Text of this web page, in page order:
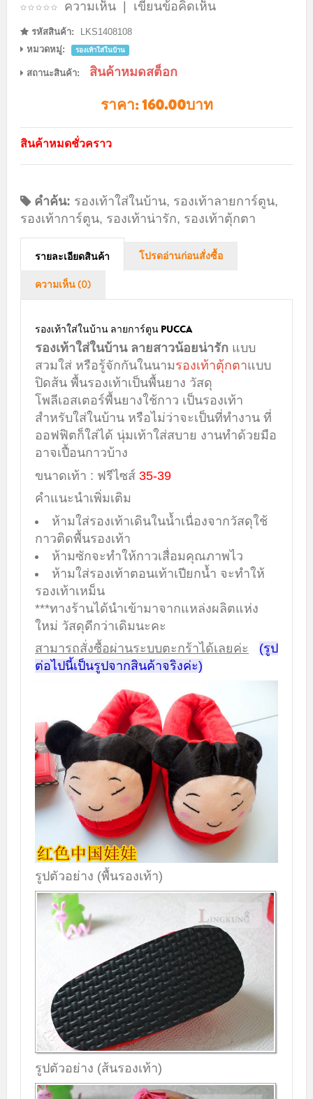
ความเห็น | เขียนข้อคิดเห็น
รหัสสินค้า:
LKS1408108
หมวดหมู่:
รองเท้าใส่ในบ้าน
สถานะสินค้า: สินค้าหมดสต็อก
ราคา:160.00บาท
สินค้าหมดชั่วคราว
คำค้น: รองเท้าใส่ในบ้าน, รองเท้าลายการ์ตูน,
รองเท้าการ์ตูน, รองเท้าน่ารัก, รองเท้าตุ้กตา
รายละเอียดสินค้า โปรดอ่านก่อนสั่งซื้อ
ความเห็น (0)
รองเท้าใส่ในบ้าน ลายการ์ตูน PUCCA
รองเท้าใส่ในบ้าน ลายสาวน้อยน่ารัก แบบ
สวมใส่ หรือรู้จักกันในนามรองเท้าตุ้กตาแบบ
ปิดส้น พื้นรองเท้าเป็นพื้นยาง วัสดุ
โพลีเอสเตอร์พื้นยางใช้กาว เป็นรองเท้า
สำหรับใส่ในบ้าน หรือไม่ว่าจะเป็นที่ทำงาน ที่
ออฟฟิตก็ใส่ได้ นุ่มเท้าใส่สบาย งานทำด้วยมือ
อาจเปื้อนกาวบ้าง
ขนาดเท้า : ฟรีไซส์ 35-39
คำแนะนำเพิ่มเติม
ห้ามใส่รองเท้าเดินในน้ำเนื่องจากวัสดุใช้
กาวติดพื้นรองเท้า
ห้ามซักจะทำให้กาวเสื่อมคุณภาพไว
ห้ามใส่รองเท้าตอนเท้าเปียกน้ำ จะทำให้
รองเท้าเหม็น
***ทางร้านได้นำเข้ามาจากแหล่งผลิตแห่ง
ใหม่ วัสดุดีกว่าเดิมนะคะ
สามารถสั่งซื้อผ่านระบบตะกร้าได้เลยค่ะ
(รูป
ต่อไปนี้เป็นรูปจากสินค้าจริงค่ะ)
รูปตัวอย่าง (พื้นรองเท้า)
รูปตัวอย่าง (ส้นรองเท้า)